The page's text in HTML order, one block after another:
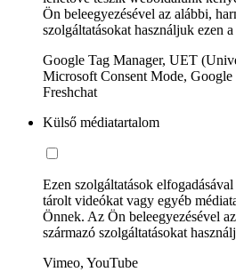
Ön beleegyezésével az alábbi,
szolgáltatásokat használjuk ezen
Google Tag Manager, UET
Microsoft Consent Mode,
Freshchat
Külső médiatartalom
Ezen szolgáltatások
tárolt videókat vagy egyéb
Önnek. Az Ön beleegyezésével
származó szolgáltatásokat
Vimeo, YouTube